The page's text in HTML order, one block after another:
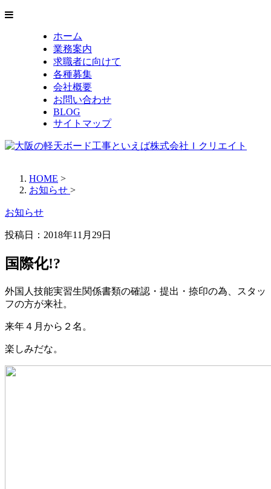
ホーム
業務案内
求職者に向けて
各種募集
会社概要
お問い合わせ
BLOG
サイトマップ
HOME >
お知らせ >
お知らせ
投稿日： 2018年11月29日
国際化!?
外国人技能実習生関係書類の確認・提出・捺印の為、スタッ
フの方が来社。
来年４月から２名。
楽しみだな。